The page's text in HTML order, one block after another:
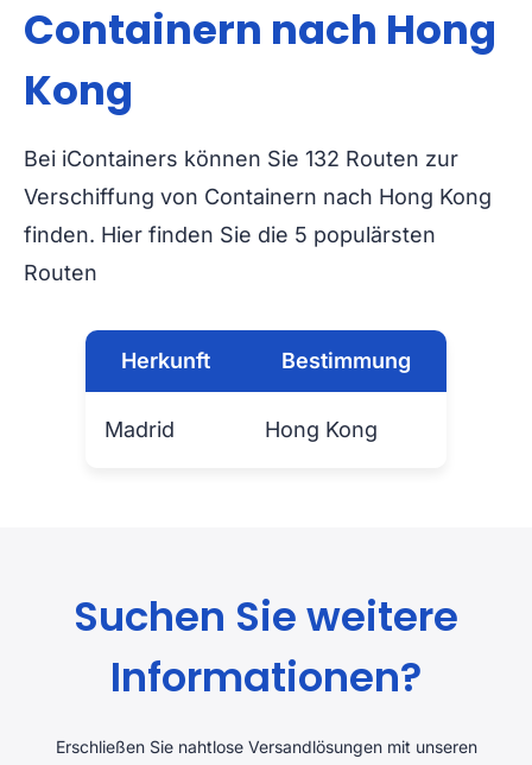
Containern nach Hong
Kong
Bei iContainers können Sie 132 Routen zur
Verschiffung von Containern nach Hong Kong
finden. Hier finden Sie die 5 populärsten
Routen
Herkunft Bestimmung
Madrid Hong Kong
Suchen Sie weitere
Informationen?
Erschließen Sie nahtlose Versandlösungen mit unseren